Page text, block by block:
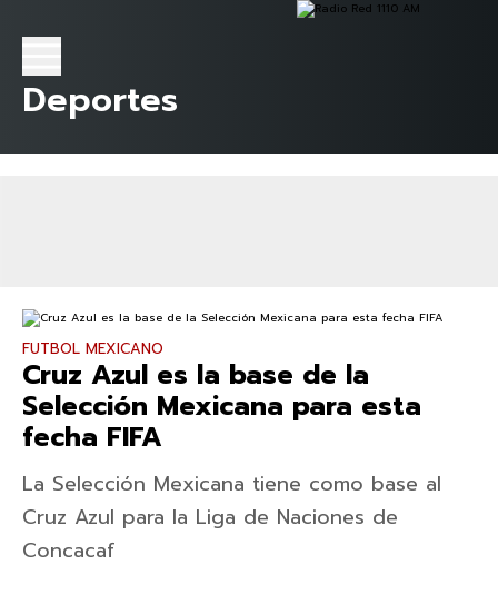
Deportes
FUTBOL MEXICANO
Cruz Azul es la base de la
Selección Mexicana para esta
fecha FIFA
La Selección Mexicana tiene como base al
Cruz Azul para la Liga de Naciones de
Concacaf